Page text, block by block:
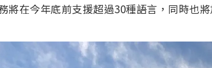
將在今年底前支援超過30種語言，同時也